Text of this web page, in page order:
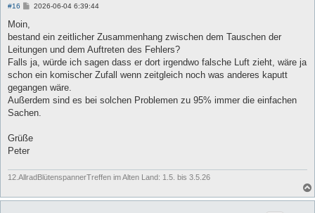
#16
B
r
a
g
2026-06-04 6:39:44
Moin,
bestand ein zeitlicher Zusammenhang zwischen dem Tauschen der
Leitungen und dem Auftreten des Fehlers?
Falls ja, würde ich sagen dass er dort irgendwo falsche Luft zieht, wäre ja
schon ein komischer Zufall wenn zeitgleich noch was anderes kaputt
gegangen wäre.
Außerdem sind es bei solchen Problemen zu 95% immer die einfachen
Sachen.
Grüße
Peter
12.AllradBlütenspannerTreffen im Alten Land: 1.5. bis 3.5.26